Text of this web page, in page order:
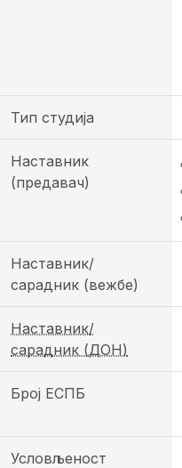
Тип студија
Наставник
(предавач)
Наставник/
сарадник (вежбе)
Наставник/
сарадник (ДОН)
Број ЕСПБ
Условљеност